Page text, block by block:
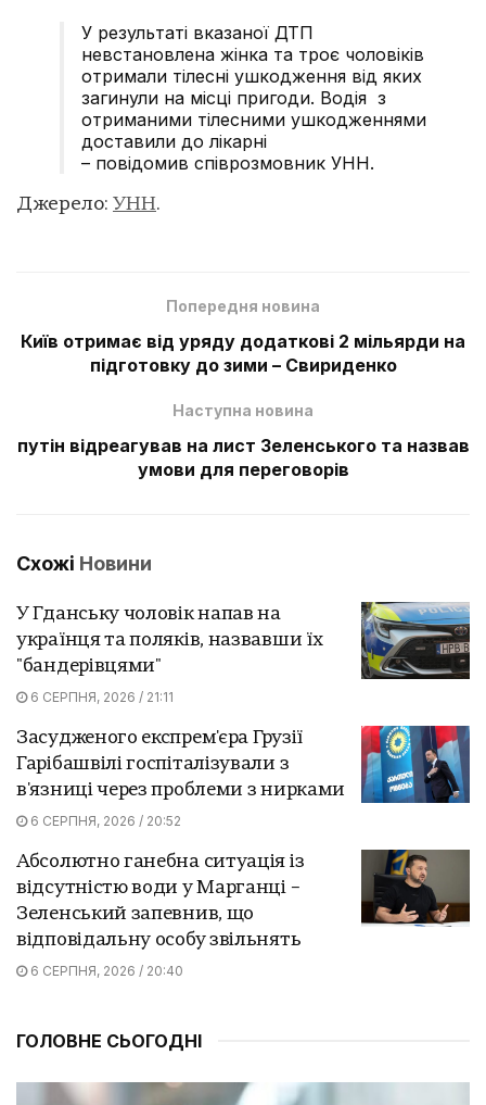
У результаті вказаної ДТП
невстановлена жінка та троє чоловіків
отримали тілесні ушкодження від яких
загинули на місці пригоди. Водія з
отриманими тілесними ушкодженнями
доставили до лікарні
– повідомив співрозмовник УНН.
Джерело: УНН.
Попередня новина
Київ отримає від уряду додаткові 2 мільярди на
підготовку до зими – Свириденко
Наступна новина
путін відреагував на лист Зеленського та назвав
умови для переговорів
Схожі Новини
У Гданську чоловік напав на
українця та поляків, назвавши їх
"бандерівцями"
6 СЕРПНЯ, 2026 / 21:11
Засудженого експрем'єра Грузії
Гарібашвілі госпіталізували з
в'язниці через проблеми з нирками
6 СЕРПНЯ, 2026 / 20:52
Абсолютно ганебна ситуація із
відсутністю води у Марганці –
Зеленський запевнив, що
відповідальну особу звільнять
6 СЕРПНЯ, 2026 / 20:40
ГОЛОВНЕ СЬОГОДНІ